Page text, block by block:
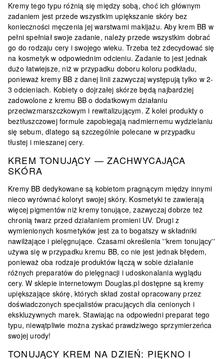
Kremy tego typu różnią się między sobą, choć ich głównym
zadaniem jest przede wszystkim upiększanie skóry bez
konieczności męczenia jej warstwami makijażu. Aby krem BB w
pełni spełniał swoje zadanie, należy przede wszystkim dobrać
go do rodzaju cery i swojego wieku. Trzeba też zdecydować się
na kosmetyk w odpowiednim odcieniu. Zadanie to jest jednak
dużo łatwiejsze, niż w przypadku doboru koloru podkładu,
ponieważ kremy BB z danej linii zazwyczaj występują tylko w 2-
3 odcieniach. Kobiety o dojrzałej skórze będą najbardziej
zadowolone z kremu BB o dodatkowym działaniu
przeciwzmarszczkowym i rewitalizującym. Z kolei produkty o
beztłuszczowej formule zapobiegają nadmiernemu wydzielaniu
się sebum, dlatego są szczególnie polecane w przypadku
tłustej i mieszanej cery.
KREM TONUJĄCY — ZACHWYCAJĄCA
SKÓRA
Kremy BB dedykowane są kobietom pragnącym między innymi
nieco wyrównać koloryt swojej skóry. Kosmetyki te zawierają
więcej pigmentów niż kremy tonujące, zazwyczaj dobrze też
chronią twarz przed działaniem promieni UV. Drugi z
wymienionych kosmetyków jest za to bogatszy w składniki
nawilżające i pielęgnujące. Czasami określenia ''krem tonujący''
używa się w przypadku kremu BB, co nie jest jednak błędem,
ponieważ oba rodzaje produktów łączą w sobie działanie
różnych preparatów do pielęgnacji i udoskonalania wyglądu
cery. W sklepie internetowym Douglas.pl dostępne są kremy
upiększające skórę, których skład został opracowany przez
doświadczonych specjalistów pracujących dla cenionych i
ekskluzywnych marek. Stawiając na odpowiedni preparat tego
typu, niewątpliwie można zyskać prawdziwego sprzymierzeńca
swojej urody!
TONUJĄCY KREM NA DZIEŃ: PIĘKNO I